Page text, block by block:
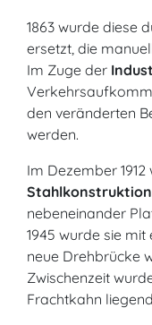
1863 wurde diese
ersetzt, die
Im Zuge der
den veränderten
werden.
Im Dezember
Stahlkonstruktion
nebeneinander
1945 wurde sie
neue Drehbrücke
Zwischenzeit
Frachtkahn